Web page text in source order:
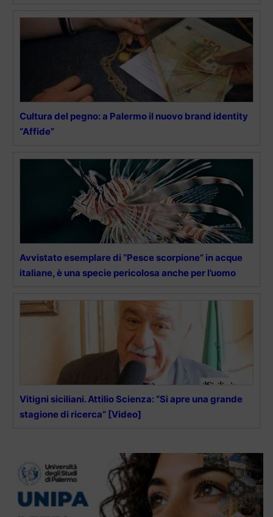
Cultura del pegno: a Palermo il nuovo brand identity
“Affide”
Avvistato esemplare di “Pesce scorpione” in acque
italiane, è una specie pericolosa anche per l’uomo
Vitigni siciliani. Attilio Scienza: “Si apre una grande
stagione di ricerca” [Video]